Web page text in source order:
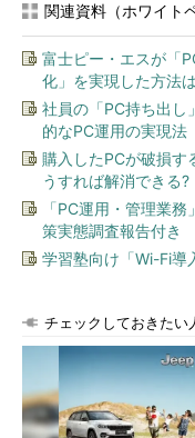
c．アーカイブ
d．リスナーの
e．RAWデバイ
■例題の範囲をおさらい
DBCAを使用して設定
ります。
データベース名や
管理オプション
管理者のパスワー
記憶域オプション
ス、自動ストレー
関連資料（ホワイト
富士ピー・エスが「
化」を実現した方法は
社員の「PC持ち出し
的なPC運用の実現法
購入したPCが破損す
うすれば解消できる?
「PC運用・管理業
策実態調査報告付き
学習塾向け「Wi-Fi導
チェックしておきたい